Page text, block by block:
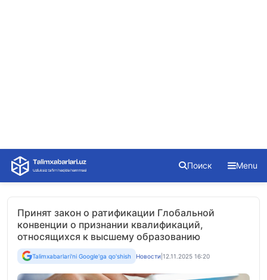
Skip
content
Поиск Menu
Принят закон о ратификации Глобальной
конвенции о признании квалификаций,
относящихся к высшему образованию
Talimxabarlari'ni Google'ga qo'shish Новости 12.11.2025 16:20